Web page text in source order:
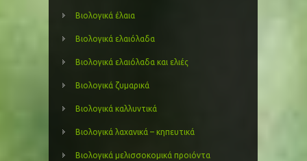
Βιολογικά έλαια
Βιολογικά ελαιόλαδα
Βιολογικά ελαιόλαδα και ελιές
Βιολογικά ζυμαρικά
Βιολογικά καλλυντικά
Βιολογικά λαχανικά – κηπευτικά
Βιολογικά μελισσοκομικά προιόντα